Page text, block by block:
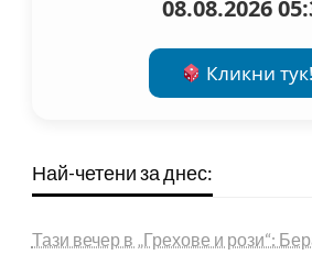
08.08.2026
Кликни тук!
Най-четени за днес:
Тази вечер в „Грехове и рози“: